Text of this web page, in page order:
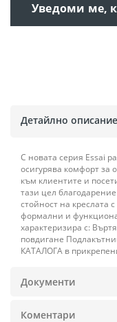
Уведоми ме,
Детайлно описание
С новата серия Essai
осигурява комфорт за
към клиентите и
тази цел
стойност на креслата
формални и
характеризира с:
повдигане
КАТАЛОГА в
Документи
Коментари